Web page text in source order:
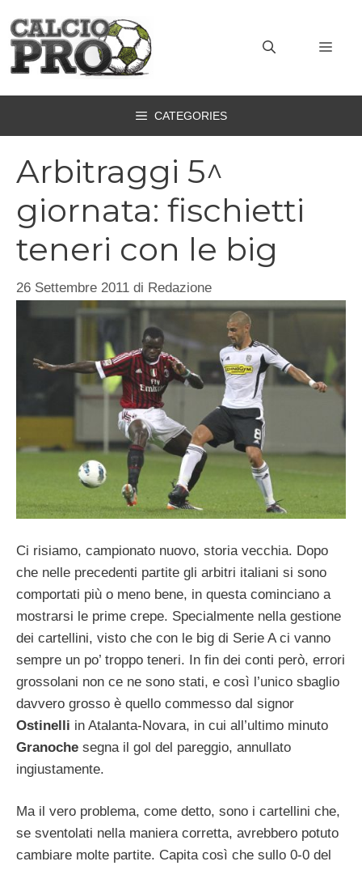
contenuto
CATEGORIES
Arbitraggi 5^
giornata: fischietti
teneri con le big
26 Settembre 2011 di Redazione
Ci risiamo, campionato nuovo, storia vecchia. Dopo
che nelle precedenti partite gli arbitri italiani si sono
comportati più o meno bene, in questa cominciano a
mostrarsi le prime crepe. Specialmente nella gestione
dei cartellini, visto che con le big di Serie A ci vanno
sempre un po’ troppo teneri. In fin dei conti però, errori
grossolani non ce ne sono stati, e così l’unico sbaglio
davvero grosso è quello commesso dal signor
Ostinelli in Atalanta-Novara, in cui all’ultimo minuto
Granoche segna il gol del pareggio, annullato
ingiustamente.
Ma il vero problema, come detto, sono i cartellini che,
se sventolati nella maniera corretta, avrebbero potuto
cambiare molte partite. Capita così che sullo 0-0 del